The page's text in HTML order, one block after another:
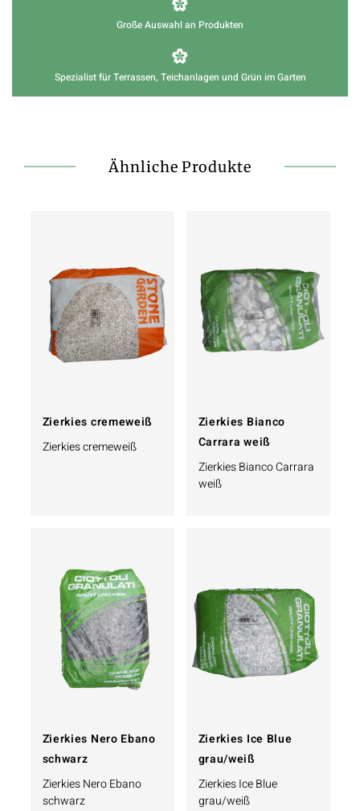
Große Auswahl an Produkten
Spezialist für Terrassen, Teichanlagen und Grün im Garten
Ähnliche Produkte
Zierkies cremeweiß
Zierkies cremeweiß
Zierkies Bianco
Carrara weiß
Zierkies Bianco Carrara
weiß
Zierkies Nero Ebano
schwarz
Zierkies Nero Ebano
schwarz
Zierkies Ice Blue
grau/weiß
Zierkies Ice Blue
grau/weiß